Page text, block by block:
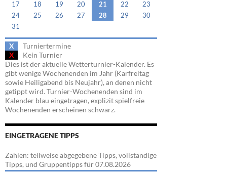
17
18 19 20 21 22
23
24
25 26 27 28 29
30
31
X
Turniertermine
X
Kein Turnier
Dies ist der aktuelle Wetterturnier-Kalender. Es
gibt wenige Wochenenden im Jahr (Karfreitag
sowie Heiligabend bis Neujahr), an denen nicht
getippt wird. Turnier-Wochenenden sind im
Kalender blau eingetragen, explizit spielfreie
Wochenenden erscheinen schwarz.
EINGETRAGENE TIPPS
Zahlen: teilweise abgegebene Tipps, vollständige
Tipps, und Gruppentipps für 07.08.2026